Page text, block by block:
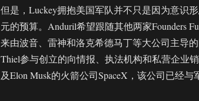
但是，Luckey拥抱美国军队并不只是因为意识
元的预算。Anduril希望跟随其他两家Founders
来由波音、雷神和洛克希德马丁等大公司主导
Thiel参与创立的向情报、执法机构和私营企业
及Elon Musk的火箭公司SpaceX，该公司已经与